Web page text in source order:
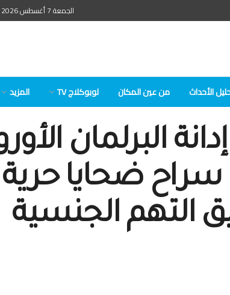
الجمعة 7 أغسطس 2026
الأحداث من عين المكان لوبوكلاج TV المزيد
البرلمان
ضحايا حرية
التهم الجنسية